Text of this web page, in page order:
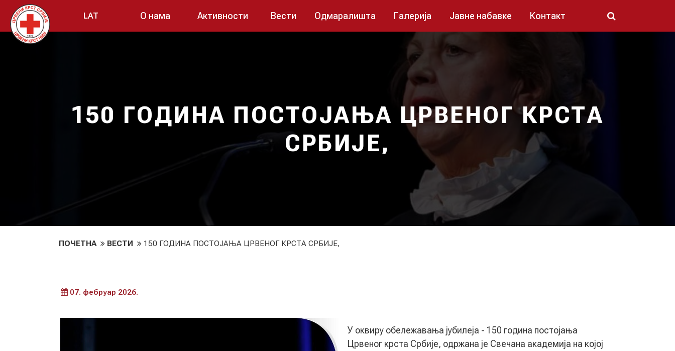
LAT О нама Активности Вести Одмаралишта Галерија Јавне набавке Контакт
150 ГОДИНА ПОСТОЈАЊА ЦРВЕНОГ КРСТА
СРБИЈЕ,
ПОЧЕТНА ВЕСТИ 150 ГОДИНА ПОСТОЈАЊА ЦРВЕНОГ КРСТА СРБИЈЕ,
07. фебруар 2026.
У оквиру обележавања јубилеја - 150 година постојања
Црвеног крста Србије, одржана је Свечана академија на којој